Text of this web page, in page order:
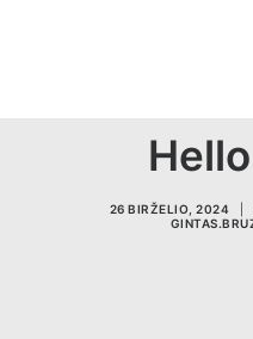
26 BIRŽELIO, 2024